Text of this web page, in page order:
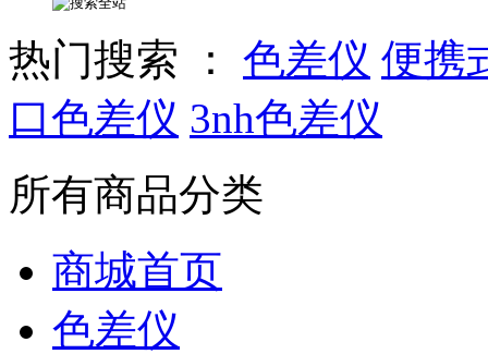
热门搜索 ： 色差仪 便携
口色差仪 3nh色差仪
所有商品分类
商城首页
色差仪